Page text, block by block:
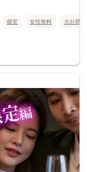
個室 女性無料 大分県